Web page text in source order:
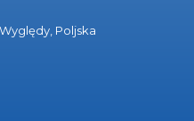
Poljska